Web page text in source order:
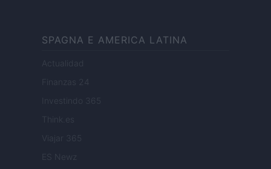
SPAGNA E AMERICA LATINA
Actualidad
Finanzas 24
Investindo 365
Think.es
Viajar 365
ES Newz